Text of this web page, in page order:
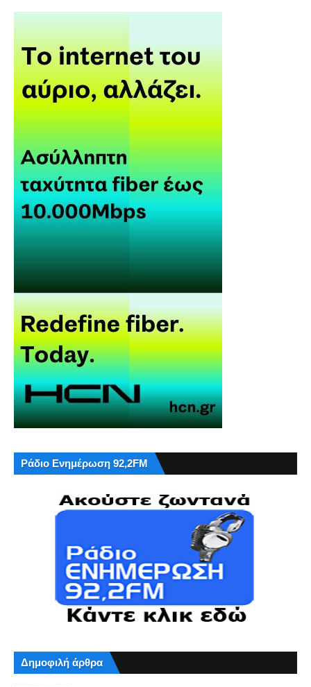
Ράδιο Ενημέρωση 92,2FM
Δημοφιλή άρθρα